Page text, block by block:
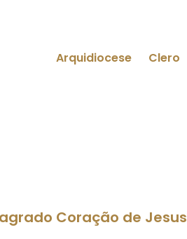
Arquidiocese Clero
Coração de Jesus